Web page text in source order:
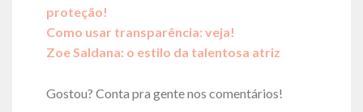
proteção!
Como usar transparência: veja!
Zoe Saldana: o estilo da talentosa atriz
Gostou? Conta pra gente nos comentários!